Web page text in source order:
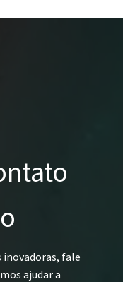
inovadoras, fale
ajudar a